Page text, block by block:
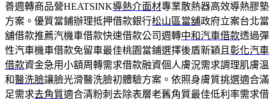
善週轉商品營HEATSINK導熱介面材專業散熱器高效導熱膠墊
方案。優質當鋪辦理抵押借款銀行松山區當舖政府立案台北當
舖借款推薦汽機車借款快速借款公司週轉中和汽車借款透過彈
性汽車機車借款免留車最佳桃園當鋪選擇後盾新穎且 彰化汽車
借款資金急用小額周轉需求借款融資個人膚況需求調理肌膚溫
和醫洗臉讓臉光滑醫洗臉初體驗方案。依照身膚質挑選適合滿
足需求去角質適合清粉刺去除表層老舊角質最佳低利率需求借